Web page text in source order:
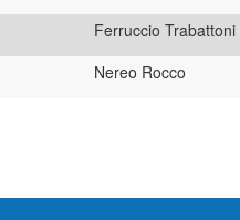
Ferruccio Trabattoni
Nereo Rocco